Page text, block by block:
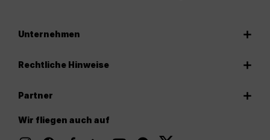
Unternehmen
Rechtliche Hinweise
Partner
Wir fliegen auch auf